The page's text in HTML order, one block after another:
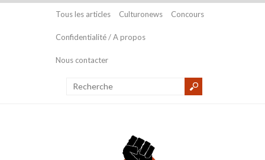
Tous les articles Culturonews Concours
Confidentialité / A propos
Nous contacter